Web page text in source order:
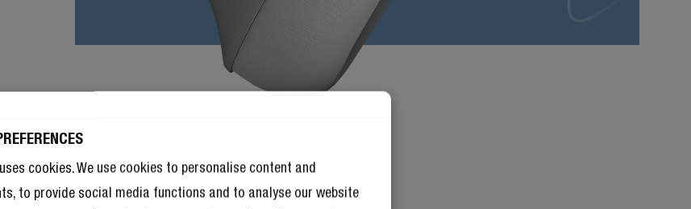
cookies. We use cookies to personalise content and
to provide social media functions and to analyse our website